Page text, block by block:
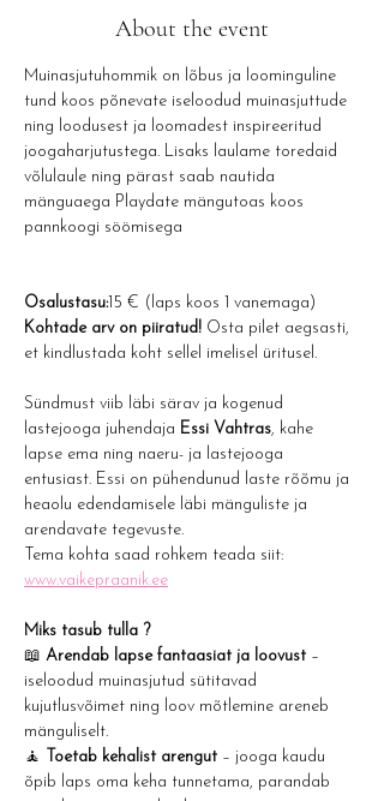
About the event
Muinasjutuhommik on lõbus ja loominguline
tund koos põnevate iseloodud muinasjuttude
ning loodusest ja loomadest inspireeritud
joogaharjutustega. Lisaks laulame toredaid
võlulaule ning pärast saab nautida
mänguaega Playdate mängutoas koos
pannkoogi söömisega
Osalustasu:15 € (laps koos 1 vanemaga)
Kohtade arv on piiratud! Osta pilet aegsasti,
et kindlustada koht sellel imelisel üritusel.
Sündmust viib läbi särav ja kogenud
lastejooga juhendaja Essi Vahtras, kahe
lapse ema ning naeru- ja lastejooga
entusiast. Essi on pühendunud laste rõõmu ja
heaolu edendamisele läbi mänguliste ja
arendavate tegevuste.
Tema kohta saad rohkem teada siit:
www.vaikepraanik.ee
Miks tasub tulla ?
📖 Arendab lapse fantaasiat ja loovust –
iseloodud muinasjutud sütitavad
kujutlusvõimet ning loov mõtlemine areneb
mänguliselt.
🧘
Toetab kehalist arengut – jooga kaudu
õpib laps oma keha tunnetama, parandab